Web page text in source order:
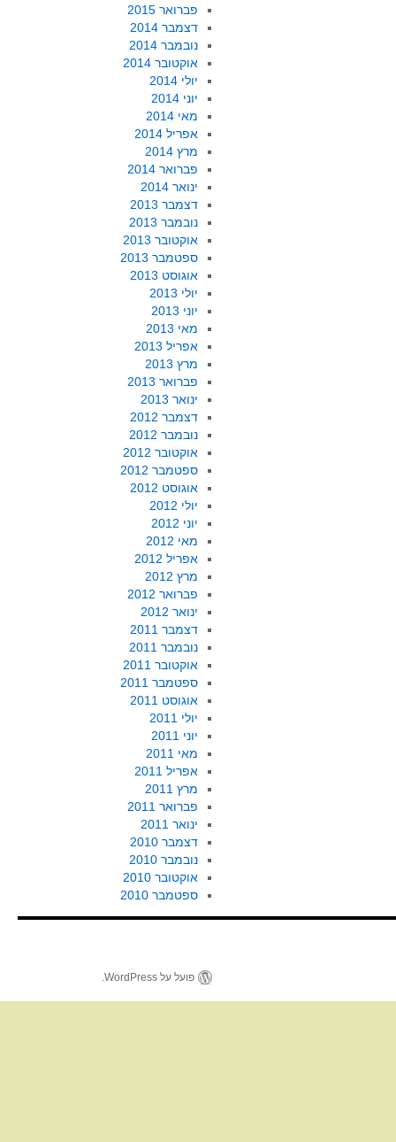
פברואר 2015
דצמבר 2014
נובמבר 2014
אוקטובר 2014
יולי 2014
יוני 2014
מאי 2014
אפריל 2014
מרץ 2014
פברואר 2014
ינואר 2014
דצמבר 2013
נובמבר 2013
אוקטובר 2013
ספטמבר 2013
אוגוסט 2013
יולי 2013
יוני 2013
מאי 2013
אפריל 2013
מרץ 2013
פברואר 2013
ינואר 2013
דצמבר 2012
נובמבר 2012
אוקטובר 2012
ספטמבר 2012
אוגוסט 2012
יולי 2012
יוני 2012
מאי 2012
אפריל 2012
מרץ 2012
פברואר 2012
ינואר 2012
דצמבר 2011
נובמבר 2011
אוקטובר 2011
ספטמבר 2011
אוגוסט 2011
יולי 2011
יוני 2011
מאי 2011
אפריל 2011
מרץ 2011
פברואר 2011
ינואר 2011
דצמבר 2010
נובמבר 2010
אוקטובר 2010
ספטמבר 2010
פועל על WordPress.